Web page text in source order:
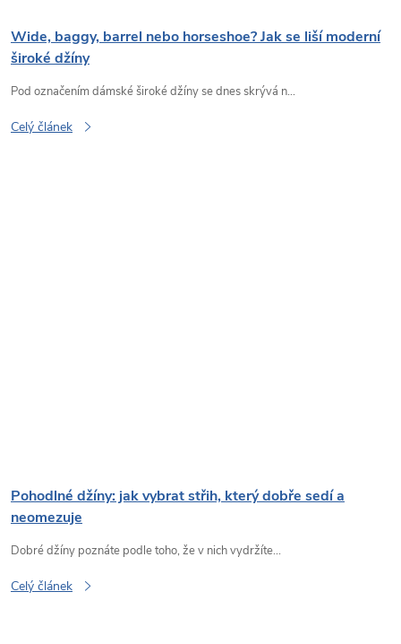
Wide, baggy, barrel nebo horseshoe? Jak se liší moderní
široké džíny
Pod označením dámské široké džíny se dnes skrývá n...
Celý článek
Pohodlné džíny: jak vybrat střih, který dobře sedí a
neomezuje
Dobré džíny poznáte podle toho, že v nich vydržíte...
Celý článek